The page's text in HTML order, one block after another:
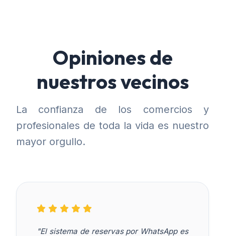
Opiniones de
nuestros vecinos
La confianza de los comercios y
profesionales de toda la vida es nuestro
mayor orgullo.
"El sistema de reservas por WhatsApp es